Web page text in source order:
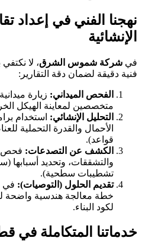
نهجنا الفني في إعداد
الإنشائية
في شركة شموس الشرق، لا
فنية دقيقة لضمان دقة التقارير:
الفحص الميداني: زيارة
متخصصين لمعاينة الهيكل
التحليل الإنشائي: استخدام
الأحمال والقدرة التحملية
قواعد).
الكشف عن التصدعات: فحص
والتشققات، وتحديد أسبابها
تشطيبات سطحية).
تقديم الحلول (التوصيات): في
خطة معالجة هندسية واضحة
لكود البناء.
خدماتنا المتكاملة في